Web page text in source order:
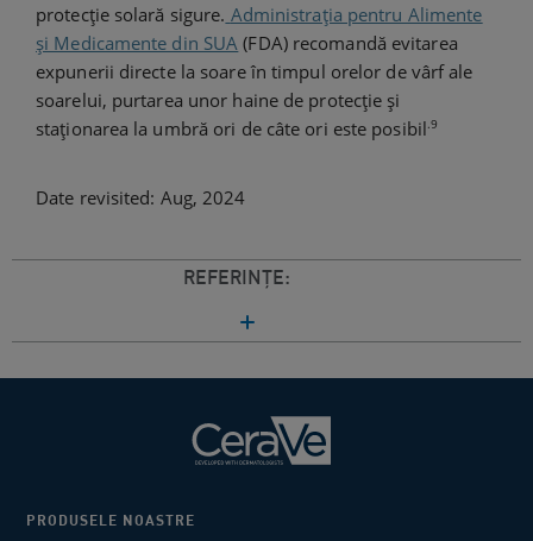
protecție solară sigure. Administrația pentru Alimente
și Medicamente din SUA (FDA) recomandă evitarea
expunerii directe la soare în timpul orelor de vârf ale
soarelui, purtarea unor haine de protecție și
staționarea la umbră ori de câte ori este posibil.9
Date revisited: Aug, 2024
REFERINȚE:
PRODUSELE NOASTRE